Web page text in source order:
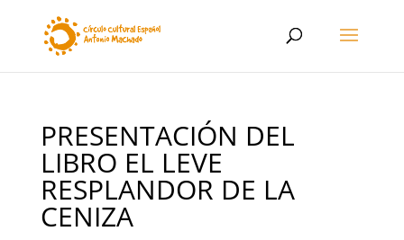
PRESENTACIÓN DEL
LIBRO EL LEVE
RESPLANDOR DE LA
CENIZA